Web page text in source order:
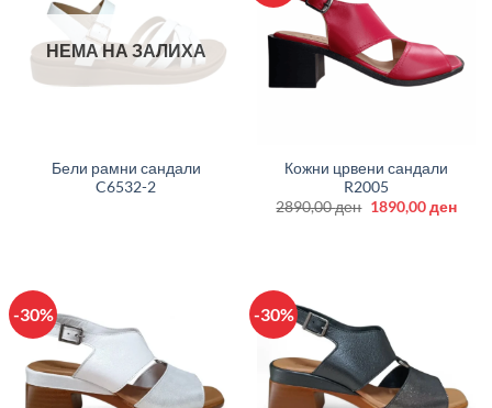
НЕМА НА ЗАЛИХА
Бели рамни сандали
C6532-2
Кожни црвени сандали
R2005
2890,00ден Original
1890,00ден
-30% -30%